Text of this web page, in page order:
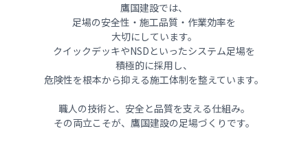
鷹国建設では、
足場の安全性・施工品質・作業効率を
大切にしています。
クイックデッキやNSDといったシステム足場を
積極的に採用し、
危険性を根本から抑える施工体制を整えています。
職人の技術と、安全と品質を支える仕組み。
その両立こそが、鷹国建設の足場づくりです。